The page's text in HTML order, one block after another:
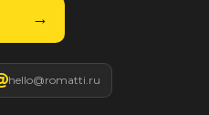
hello@romatti.ru